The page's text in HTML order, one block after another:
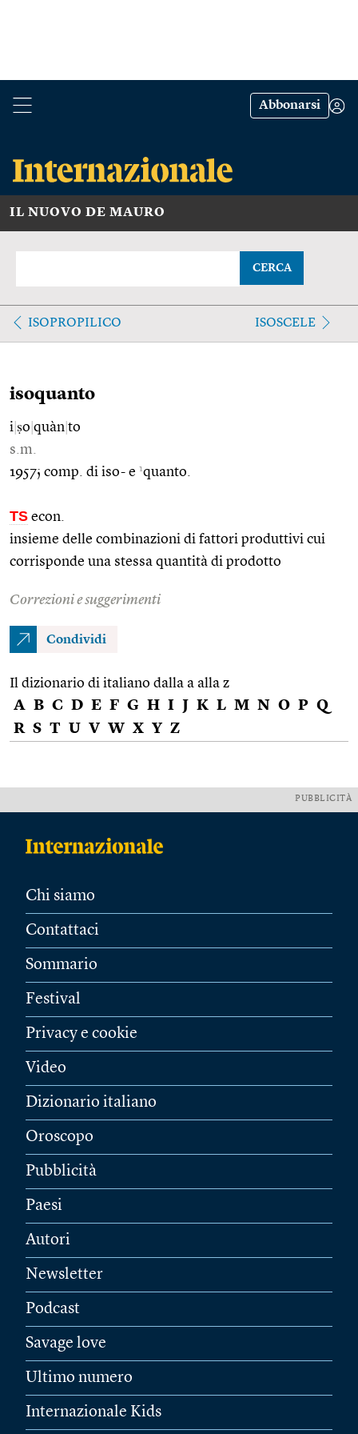
Abbonarsi
IL NUOVO DE MAURO
CERCA
ISOPROPILICO ISOSCELE
isoquanto
i ṣo quàn to
s.m.
1957; comp. di iso- e 1quanto.
TS econ.
insieme delle combinazioni di fattori produttivi cui
corrisponde una stessa quantità di prodotto
Correzioni e suggerimenti
Condividi
Il dizionario di italiano dalla a alla z
A B C D E F G H I J K L M N O P Q
R S T U V W X Y Z
PUBBLICITÀ
Chi siamo
Contattaci
Sommario
Festival
Privacy e cookie
Video
Dizionario italiano
Oroscopo
Pubblicità
Paesi
Autori
Newsletter
Podcast
Savage love
Ultimo numero
Internazionale Kids